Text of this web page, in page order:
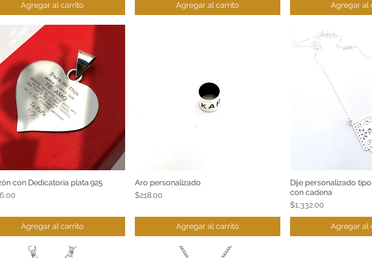
Agregar al carrito Agregar al carrito Agregar al
Vista rápida
con Dedicatoria plata.925
Agregar al carrito
Vista rápida
Aro personalizado
Precio
$218.00
Agregar al carrito
Vista
Dije personalizado
con cadena
Precio
$1,332.00
Agregar al